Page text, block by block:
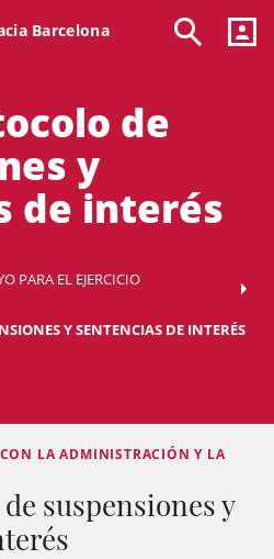
Barcelona
de
y
de interés
PARA EL EJERCICIO
Y SENTENCIAS DE INTERÉS
LA ADMINISTRACIÓN Y LA
suspensiones y